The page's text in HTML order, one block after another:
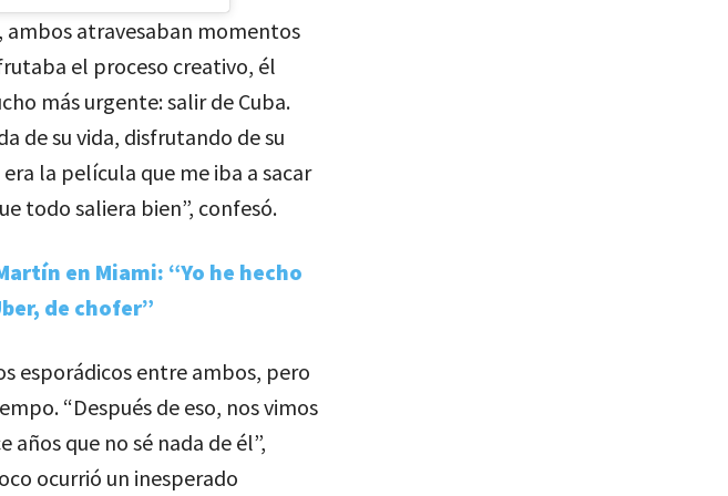
ambos atravesaban momentos
el proceso creativo, él
más urgente: salir de Cuba.
de su vida, disfrutando de su
la película que me iba a sacar
todo saliera bien”, confesó.
en Miami: “Yo he hecho
de chofer”
esporádicos entre ambos, pero
“Después de eso, nos vimos
que no sé nada de él”,
ocurrió un inesperado